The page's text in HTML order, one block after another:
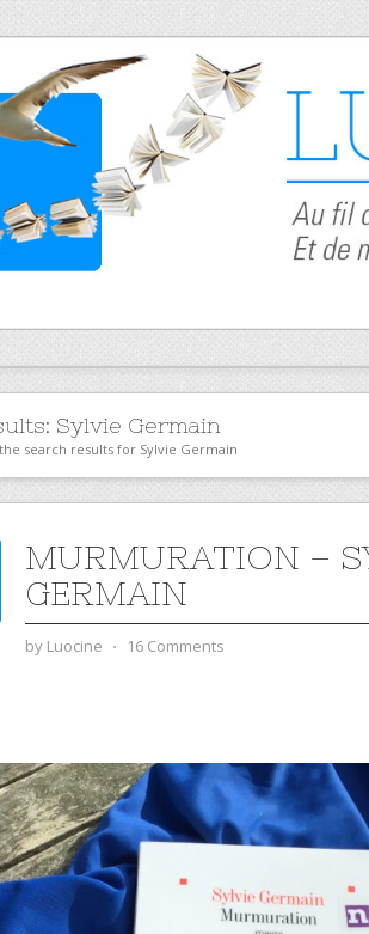
Sylvie Germain
search results for Sylvie Germain
MURMURATION –
GERMAIN
by Luocine ⋅ 16 Comments